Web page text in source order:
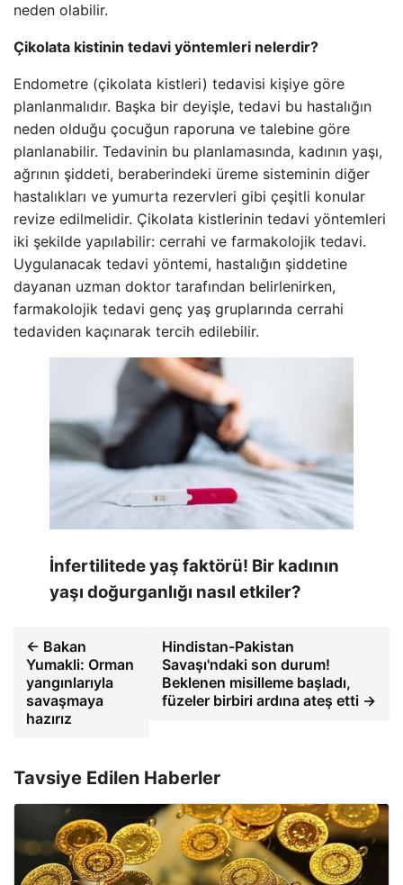
neden olabilir.
Çikolata kistinin tedavi yöntemleri nelerdir?
Endometre (çikolata kistleri) tedavisi kişiye göre
planlanmalıdır. Başka bir deyişle, tedavi bu hastalığın
neden olduğu çocuğun raporuna ve talebine göre
planlanabilir. Tedavinin bu planlamasında, kadının yaşı,
ağrının şiddeti, beraberindeki üreme sisteminin diğer
hastalıkları ve yumurta rezervleri gibi çeşitli konular
revize edilmelidir. Çikolata kistlerinin tedavi yöntemleri
iki şekilde yapılabilir: cerrahi ve farmakolojik tedavi.
Uygulanacak tedavi yöntemi, hastalığın şiddetine
dayanan uzman doktor tarafından belirlenirken,
farmakolojik tedavi genç yaş gruplarında cerrahi
tedaviden kaçınarak tercih edilebilir.
İnfertilitede yaş faktörü! Bir kadının
yaşı doğurganlığı nasıl etkiler?
← Bakan
Yumakli: Orman
yangınlarıyla
savaşmaya
hazırız
Hindistan-Pakistan
Savaşı'ndaki son durum!
Beklenen misilleme başladı,
füzeler birbiri ardına ateş etti →
Tavsiye Edilen Haberler